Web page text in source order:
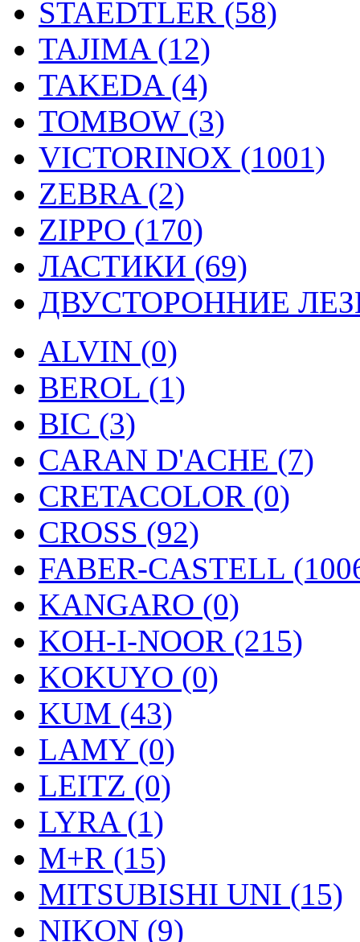
STAEDTLER (58)
TAJIMA (12)
TAKEDA (4)
TOMBOW (3)
VICTORINOX (1001)
ZEBRA (2)
ZIPPO (170)
ЛАСТИКИ (69)
ДВУСТОРОННИЕ
ALVIN (0)
BEROL (1)
BIC (3)
CARAN D'ACHE (7)
CRETACOLOR (0)
CROSS (92)
FABER-CASTELL
KANGARO (0)
KOH-I-NOOR (215)
KOKUYO (0)
KUM (43)
LAMY (0)
LEITZ (0)
LYRA (1)
M+R (15)
MITSUBISHI UNI (15)
NIKON (9)